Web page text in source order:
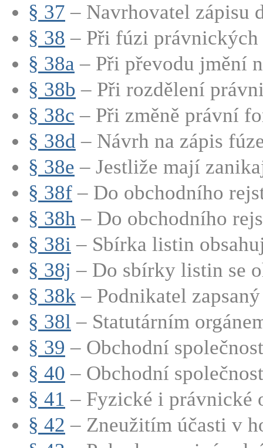
§ 37 – Navrhovatel zápisu
§ 38 – Při fúzi právnických
§ 38a – Při převodu jmění
§ 38b – Při rozdělení
§ 38c – Při změně právní
§ 38d – Návrh na zápis
§ 38e – Jestliže mají
§ 38f – Do obchodního
§ 38h – Do obchodního
§ 38i – Sbírka listin
§ 38j – Do sbírky listin se
§ 38k – Podnikatel
§ 38l – Statutárním
§ 39 – Obchodní
§ 40 – Obchodní
§ 41 – Fyzické i právnické
§ 42 – Zneužitím účasti v